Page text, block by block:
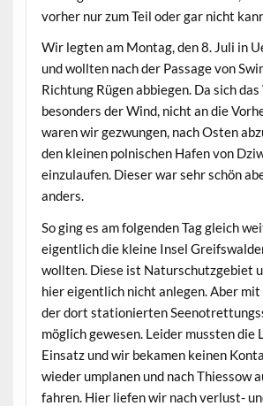
vorher nur zum Teil oder gar nicht
Wir legten am Montag, den 8. Juli in
und wollten nach der Passage von
Richtung Rügen abbiegen. Da sich
besonders der Wind, nicht an die
waren wir gezwungen, nach Osten
den kleinen polnischen Hafen von
einzulaufen. Dieser war sehr schön
anders.
So ging es am folgenden Tag gleich
eigentlich die kleine Insel
wollten. Diese ist Naturschutzgebiet
hier eigentlich nicht anlegen. Aber mit
der dort stationierten
möglich gewesen. Leider mussten die
Einsatz und wir bekamen keinen
wieder umplanen und nach Thiessow
fahren. Hier liefen wir nach verlust-